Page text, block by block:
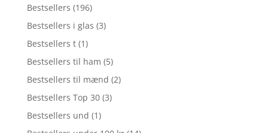
Bestsellers (196)
Bestsellers i glas (3)
Bestsellers t (1)
Bestsellers til ham (5)
Bestsellers til mænd (2)
Bestsellers Top 30 (3)
Bestsellers und (1)